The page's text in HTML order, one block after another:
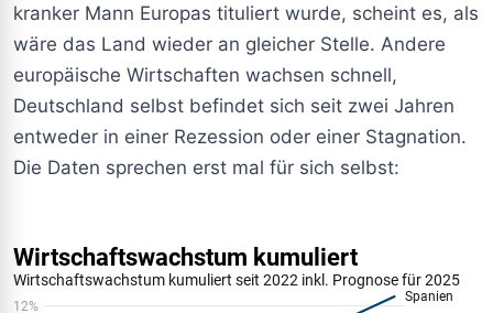
kranker Mann Europas tituliert wurde, scheint es, als
wäre das Land wieder an gleicher Stelle. Andere
europäische Wirtschaften wachsen schnell,
Deutschland selbst befindet sich seit zwei Jahren
entweder in einer Rezession oder einer Stagnation.
Die Daten sprechen erst mal für sich selbst: